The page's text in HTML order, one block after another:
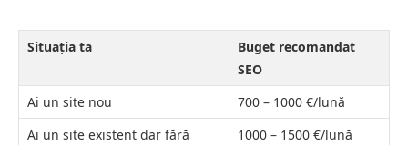
Situația ta
Buget recomandat
SEO
Ai un site nou
700 – 1000 €/lună
Ai un site existent dar fără
1000 – 1500 €/lună